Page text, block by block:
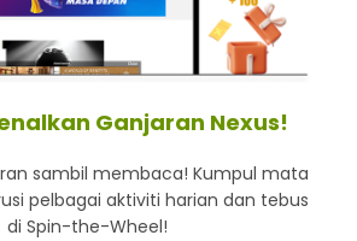
Lebih hot, viral dan sensasi
Ganjaran Nexus!
sambil membaca! Kumpul mata
pelbagai aktiviti harian dan tebus
di Spin-the-Wheel!